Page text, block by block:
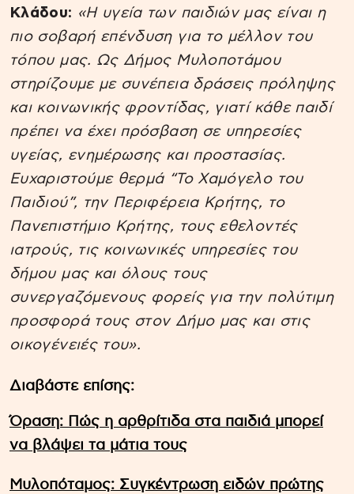
Κλάδου: «Η υγεία των παιδιών μας είναι η
πιο σοβαρή επένδυση για το μέλλον του
τόπου μας. Ως Δήμος Μυλοποτάμου
στηρίζουμε με συνέπεια δράσεις πρόληψης
και κοινωνικής φροντίδας, γιατί κάθε παιδί
πρέπει να έχει πρόσβαση σε υπηρεσίες
υγείας, ενημέρωσης και προστασίας.
Ευχαριστούμε θερμά “Το Χαμόγελο του
Παιδιού”, την Περιφέρεια Κρήτης, το
Πανεπιστήμιο Κρήτης, τους εθελοντές
ιατρούς, τις κοινωνικές υπηρεσίες του
δήμου μας και όλους τους
συνεργαζόμενους φορείς για την πολύτιμη
προσφορά τους στον Δήμο μας και στις
οικογένειές του».
Διαβάστε επίσης:
Όραση: Πώς η αρθρίτιδα στα παιδιά μπορεί
να βλάψει τα μάτια τους
Μυλοπόταμος: Συγκέντρωση ειδών πρώτης